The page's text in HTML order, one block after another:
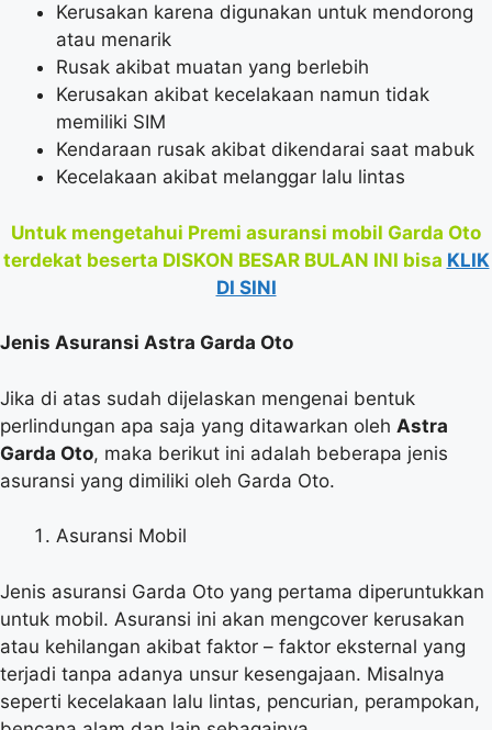
Kerusakan karena digunakan untuk mendorong
atau menarik
Rusak akibat muatan yang berlebih
Kerusakan akibat kecelakaan namun tidak
memiliki SIM
Kendaraan rusak akibat dikendarai saat mabuk
Kecelakaan akibat melanggar lalu lintas
Untuk mengetahui Premi asuransi mobil Garda Oto
terdekat beserta DISKON BESAR BULAN INI bisa KLIK
DI SINI
Jenis Asuransi Astra Garda Oto
Jika di atas sudah dijelaskan mengenai bentuk
perlindungan apa saja yang ditawarkan oleh Astra
Garda Oto, maka berikut ini adalah beberapa jenis
asuransi yang dimiliki oleh Garda Oto.
Asuransi Mobil
Jenis asuransi Garda Oto yang pertama diperuntukkan
untuk mobil. Asuransi ini akan mengcover kerusakan
atau kehilangan akibat faktor – faktor eksternal yang
terjadi tanpa adanya unsur kesengajaan. Misalnya
seperti kecelakaan lalu lintas, pencurian, perampokan,